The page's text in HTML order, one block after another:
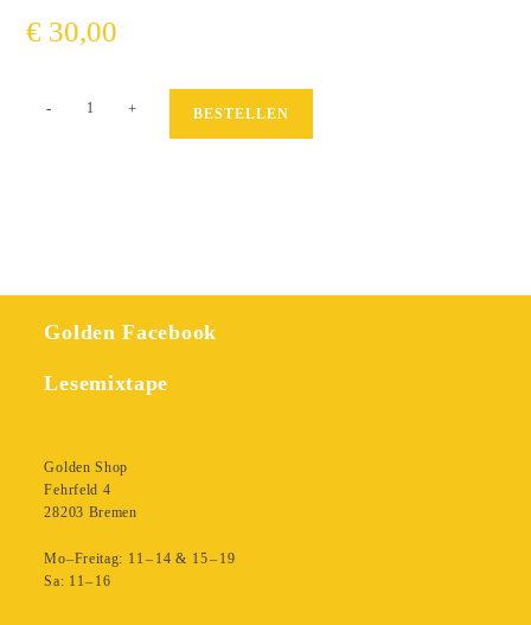
€ 30,00
- + BESTELLEN
Golden Facebook
Lesemixtape
Golden Shop
Fehrfeld 4
28203 Bremen
Mo–Freitag: 11 – 14 & 15 – 19
Sa: 11– 16